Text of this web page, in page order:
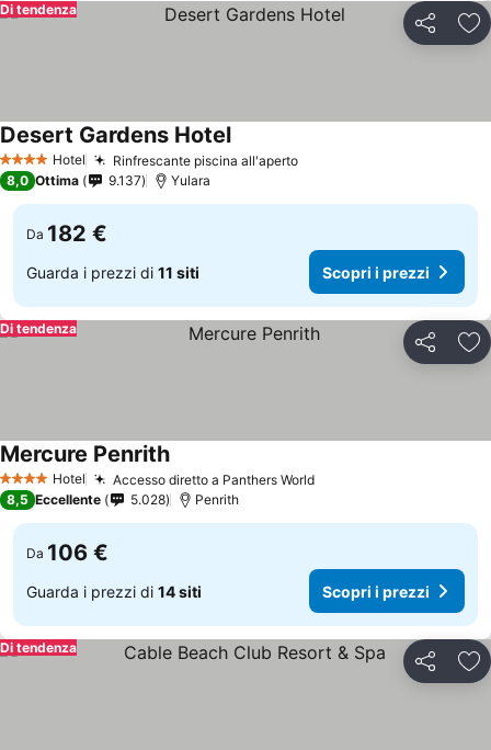
Condividi
Di tendenza
4 Stelle Hotel Rinfrescante piscina all'aperto
Desert Gardens Hotel
8,0 Ottima 9.137 Yulara
Da 182 €
Guarda i prezzi di 11 siti Scopri i prezzi
Condividi
Di tendenza
4 Stelle Hotel Accesso diretto a Panthers World
Mercure Penrith
8,5 Eccellente 5.028 Penrith
Da 106 €
Guarda i prezzi di 14 siti Scopri i prezzi
Condividi
Di tendenza